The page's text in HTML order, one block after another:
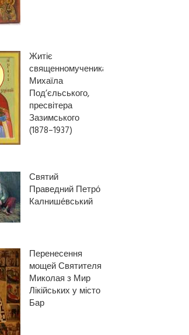
Житіє
священномученика
Михаїла
Под’єльського,
пресвітера
Зазимського
(1878–1937)
Святий
Праведний Петро́
Калнише́вський
Перенесення
мощей Святителя
Миколая з Мир
Лікійських у місто
Бар